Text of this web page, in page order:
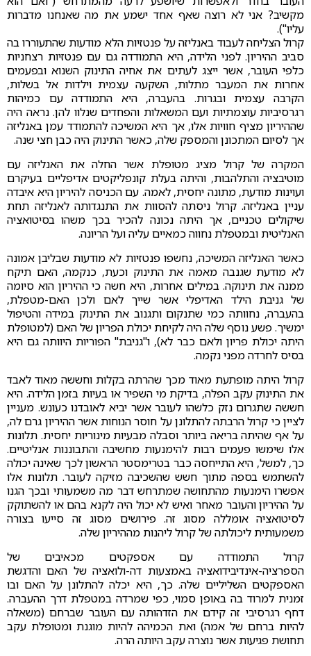
מקשיב? אני לא רוצה שאף אחד ישמע את מה שאנחנו מדברות
עליו").
קרול הצליחה לעבוד באנליזה על פנטזיות הלא מודעות שהתעוררו בה
סביב ההיריון. לפני הלידה, היא התמודדה גם עם פנטזיות רצחניות
כלפי העובר, אשר ייצג לעתים את אחיה התינוק השנוא ובפעמים
אחרות את המעבר מתלות, השקעה עצמית וילדות אל בשלות,
הקרבה עצמית ובגרות. בהעברה, היא התמודדה עם כמיהות
רגרסיביות עוצמתיות ועם המשאלות והפחדים שנלוו להן. נראה היה
שההיריון מציף חוויות אלו, אך היא המשיכה להתמודד עמן באנליזה
אך לסיום המתכונן והמספק שלה, כאשר התינוק היה כבן חצי שנה.
המקרה של קרול מציג מטופלת אשר החלה את האנליזה עם
מוטיבציה והתלהבות, והיתה בעלת קונפליקטים אדיפליים בעיקרם
ועוינות מודעת, מתונה יחסית, לאמה. עם הכניסה להיריון היא איבדה
עניין באנליזה. קרול ניסתה להסוות את התנגדותה לאנליזה תחת
שיקולים טכניים, אך היתה נכונה להכיר בכך משהו בסיטואציה
האנליטית ובמטפלת נחווה כמאיים עליה ועל הריונה.
כאשר האנליזה המשיכה, נחשפו פנטזיות לא מודעות שבליבן אמונה
לא מודעת שגנבה מאמה את התינוק וכעת, כנקמה, האם תיקח
ממנה את תינוקה. במילים אחרות, היא חשה כי ההיריון הוא סיומה
של גניבת הילד האדיפלי אשר שייך לאם ולכן האם-מטפלת,
בהעברה, נחוותה כמי שתנקום ותגנוב את התינוק במידה והטיפול
ימשיך. פשע נוסף שלה היה לקיחת יכולת הפריון של האם (למטופלת
היתה יכולת פריון ולאם כבר לא), ו"גניבת" הפוריות היוותה גם היא
בסיס לחרדה מפני נקמה.
קרול היתה מופתעת מאוד מכך שהרתה בקלות וחששה מאוד לאבד
את התינוק עקב הפלה, בדיקת מי השפיר או בעיות בזמן הלידה. היא
חששה שתגרום נזק כלשהו לעובר אשר יביא לאובדנו כעונש. מעניין
לציין כי קרול הרבתה להתלונן על חוסר הנוחות אשר ההיריון גרם לה,
על אף שהיתה בריאה ביותר וסבלה מבעיות מינוריות יחסית. תלונות
אלו שימשו פעמים רבות להימנעות מחשיבה והתבוננות אנליטיים.
כך, למשל, היא התייחסה כבר בטרימסטר הראשון לכך שאינה יכולה
להשתמש בספה מתוך חשש שהשכיבה מזיקה לעובר. תלונות אלו
אפשרו הימנעות מהתחושה שמתרחש דבר מה משמעותי ובכך הגנו
על ההיריון והעובר מאחר ואיש לא יכול היה לקנא בהם או להשתוקק
לסיטואציה אומללה מסוג זה. פירושים מסוג זה סייעו בצורה
משמעותית ליכולתה של קרול ליהנות מההיריון שלה.
קרול התמודדה עם אספקטים מכאיבים של
הספרציה-אינדיבידואציה באמצעות דה-ולואציה של האם והדגשת
האספקטים השליליים שלה. כך, היא יכלה להתלונן על האם ובו
זמנית למרוד בה באופן סמוי, כפי שמרדה במטפלת דרך ההעברה.
דחף רגרסיבי זה קידם את הזדהותה עם העובר שברחם (משאלה
להיות ברחם של אמה) ואת הכמיהה להיות מוגנת ומטופלת עקב
תחושת פגיעות אשר נוצרה עקב היותה הרה.